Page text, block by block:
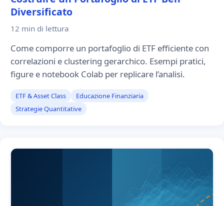
Diversificato
12 min di lettura
Come comporre un portafoglio di ETF efficiente con
correlazioni e clustering gerarchico. Esempi pratici,
figure e notebook Colab per replicare l’analisi.
ETF & Asset Class
Educazione Finanziaria
Strategie Quantitative